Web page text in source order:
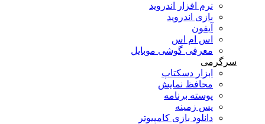
نرم افزار اندروید
بازی اندروید
آیفون
اس ام اس
معرفی گوشی موبایل
سرگرمی
ابزار دسکتاپ
محافظ نمایش
پوسته برنامه
پس زمینه
دانلود بازی کامپیوتر